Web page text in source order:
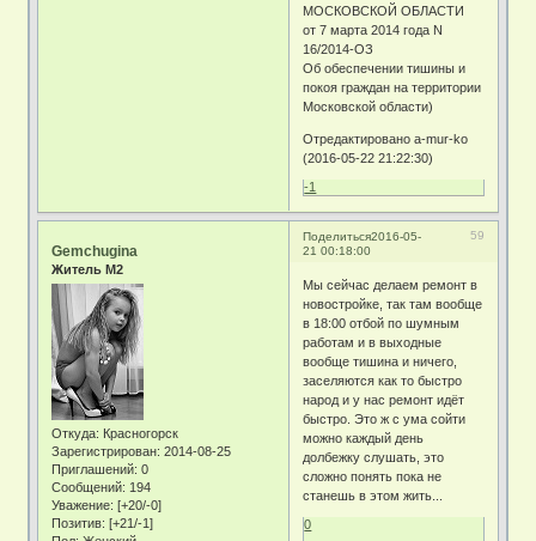
МОСКОВСКОЙ ОБЛАСТИ
от 7 марта 2014 года N
16/2014-ОЗ
Об обеспечении тишины и
покоя граждан на территории
Московской области)
Отредактировано a-mur-ko
(2016-05-22 21:22:30)
-1
Поделиться 59
2016-05-
21 00:18:00
Gemchugina
Житель М2
Откуда: Красногорск
Зарегистрирован: 2014-08-25
Приглашений: 0
Сообщений: 194
Уважение: [+20/-0]
Позитив: [+21/-1]
Мы сейчас делаем ремонт в
новостройке, так там вообще
в 18:00 отбой по шумным
работам и в выходные
вообще тишина и ничего,
заселяются как то быстро
народ и у нас ремонт идёт
быстро. Это ж с ума сойти
можно каждый день
долбежку слушать, это
сложно понять пока не
станешь в этом жить...
0